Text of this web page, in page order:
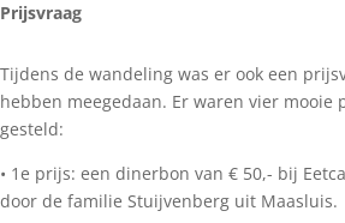
Prijsvraag
Tijdens de wandeling was er ook een
hebben meegedaan. Er waren vier mooie
gesteld:
• 1e prijs: een dinerbon van € 50,- bij
door de familie Stuijvenberg uit Maasluis.